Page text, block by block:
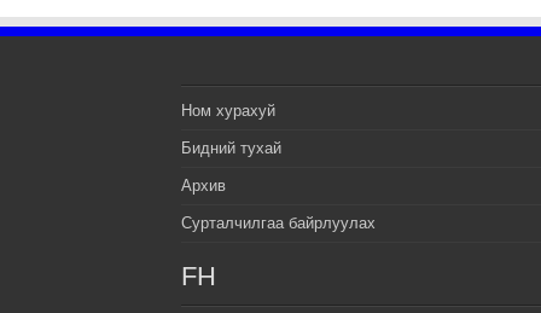
Ном хурахуй
Бидний тухай
Архив
Сурталчилгаа байрлуулах
FH